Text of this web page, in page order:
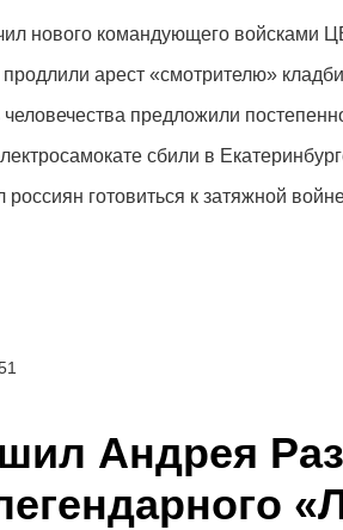
нового командующего войсками
арест «смотрителю»
предложили
сбили в
готовиться к затяжной
Андрея